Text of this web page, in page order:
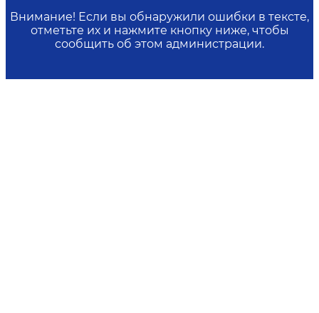
Внимание! Если вы обнаружили ошибки в тексте,
отметьте их и нажмите кнопку ниже, чтобы
сообщить об этом администрации.